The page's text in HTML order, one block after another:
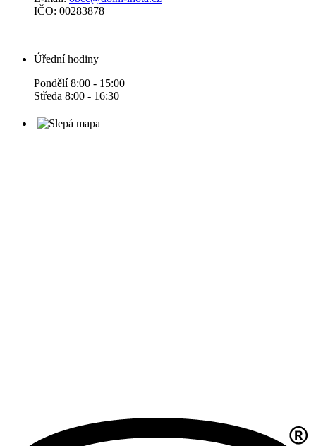
IČO: 00283878
Úřední hodiny
Pondělí 8:00 - 15:00
Středa 8:00 - 16:30